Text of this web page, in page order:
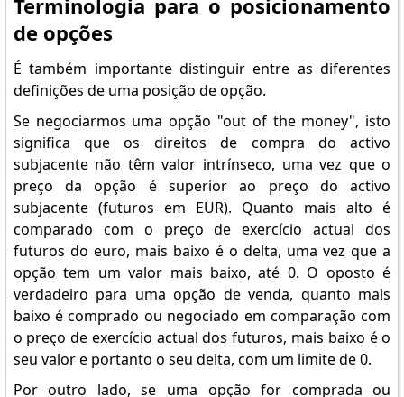
Terminologia para o posicionamento
de opções
É também importante distinguir entre as diferentes
definições de uma posição de opção.
Se negociarmos uma opção "out of the money", isto
significa que os direitos de compra do activo
subjacente não têm valor intrínseco, uma vez que o
preço da opção é superior ao preço do activo
subjacente (futuros em EUR). Quanto mais alto é
comparado com o preço de exercício actual dos
futuros do euro, mais baixo é o delta, uma vez que a
opção tem um valor mais baixo, até 0. O oposto é
verdadeiro para uma opção de venda, quanto mais
baixo é comprado ou negociado em comparação com
o preço de exercício actual dos futuros, mais baixo é o
seu valor e portanto o seu delta, com um limite de 0.
Por outro lado, se uma opção for comprada ou